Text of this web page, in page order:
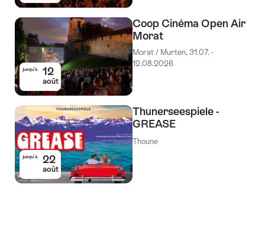
jusqu’à 12
août
Coop Cinéma Open Air
Morat
Morat / Murten, 31.07. -
12.08.2026
jusqu’à 22
août
Thunerseespiele -
GREASE
Thoune